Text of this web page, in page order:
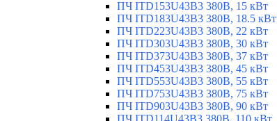
ПЧ ITD153U43B3 380В, 15 кВт
ПЧ ITD183U43B3 380В, 18.5 кВт
ПЧ ITD223U43B3 380В, 22 кВт
ПЧ ITD303U43B3 380В, 30 кВт
ПЧ ITD373U43B3 380В, 37 кВт
ПЧ ITD453U43B3 380В, 45 кВт
ПЧ ITD553U43B3 380В, 55 кВт
ПЧ ITD753U43B3 380В, 75 кВт
ПЧ ITD903U43B3 380В, 90 кВт